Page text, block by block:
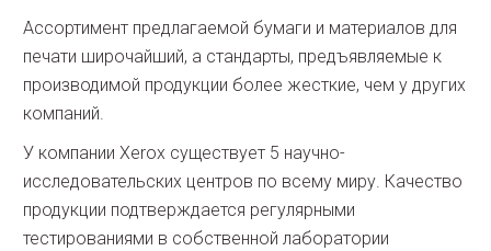
Ассортимент предлагаемой бумаги и материалов для
печати широчайший, а стандарты, предъявляемые к
производимой продукции более жесткие, чем у других
компаний.
У компании Xerox существует 5 научно-
исследовательских центров по всему миру. Качество
продукции подтверждается регулярными
тестированиями в собственной лаборатории